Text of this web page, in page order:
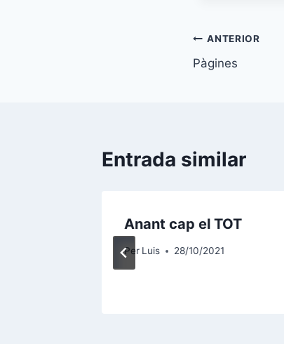
Navegació
d'entrades
ANTERIOR
Pàgines
Entrada similar
Anant cap el TOT
Per Luis 28/10/2021